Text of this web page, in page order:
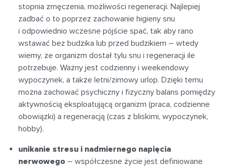
stopnia zmęczenia, możliwości regeneracji. Najlepiej
zadbać o to poprzez zachowanie higieny snu
i odpowiednio wczesne pójście spać, tak aby rano
wstawać bez budzika lub przed budzikiem – wtedy
wiemy, że organizm dostał tylu snu i regeneracji ile
potrzebuje. Ważny jest codzienny i weekendowy
wypoczynek, a także letni/zimowy urlop. Dzięki temu
można zachować psychiczny i fizyczny balans pomiędzy
aktywnością eksploatującą organizm (praca, codzienne
obowiązki) a regeneracją (czas z bliskimi, wypoczynek,
hobby).
unikanie stresu i nadmiernego napięcia
nerwowego – współczesne życie jest definiowane